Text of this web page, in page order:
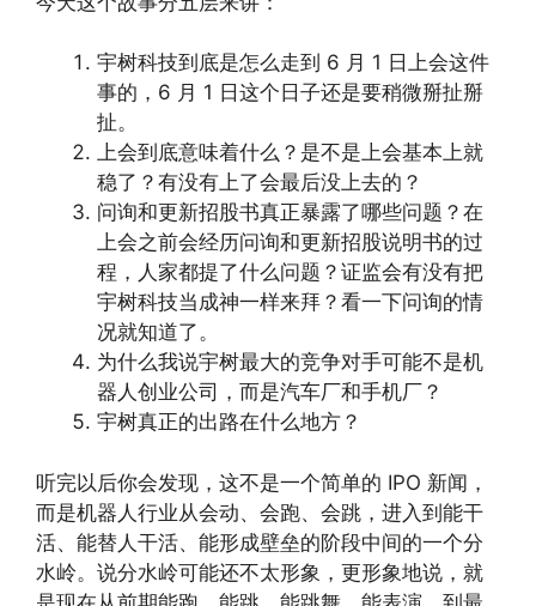
宇树科技到底是怎么走到 6 月 1 日上会这件
事的，6 月 1 日这个日子还是要稍微掰扯掰
扯。
上会到底意味着什么？是不是上会基本上就
稳了？有没有上了会最后没上去的？
问询和更新招股书真正暴露了哪些问题？在
上会之前会经历问询和更新招股说明书的过
程，人家都提了什么问题？证监会有没有把
宇树科技当成神一样来拜？看一下问询的情
况就知道了。
为什么我说宇树最大的竞争对手可能不是机
器人创业公司，而是汽车厂和手机厂？
宇树真正的出路在什么地方？
听完以后你会发现，这不是一个简单的 IPO 新闻，
而是机器人行业从会动、会跑、会跳，进入到能干
活、能替人干活、能形成壁垒的阶段中间的一个分
水岭。说分水岭可能还不太形象，更形象地说，就